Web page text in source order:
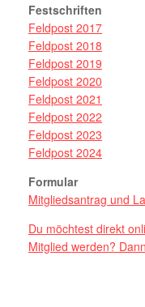
Festschriften
Feldpost 2017
Feldpost 2018
Feldpost 2019
Feldpost 2020
Feldpost 2021
Feldpost 2022
Feldpost 2023
Feldpost 2024
Formular
Mitgliedsantrag und
Du möchtest direkt
Mitglied werden?